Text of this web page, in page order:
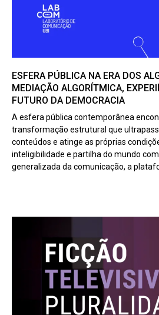
ESFERA PÚBLICA NA ERA DOS
MEDIAÇÃO ALGORÍTMICA,
FUTURO DA DEMOCRACIA
A esfera pública contemporânea
transformação estrutural que
conteúdos e atinge as próprias
inteligibilidade e partilha do mundo
generalizada da comunicação, a